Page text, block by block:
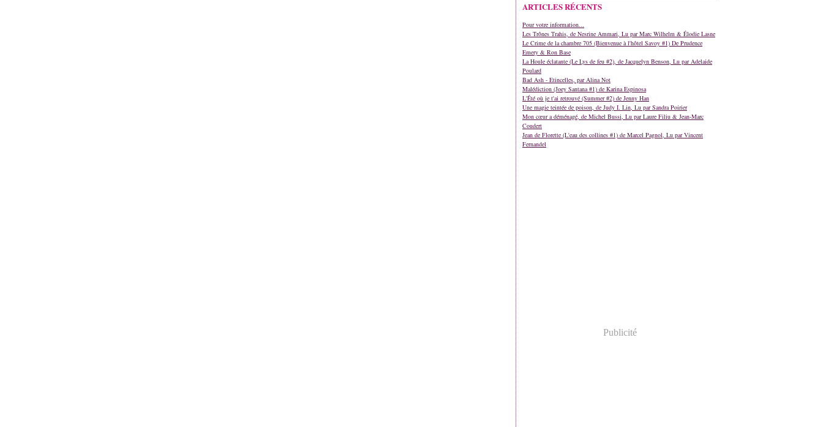
ARTICLES RÉCENTS
Pour votre information...
Les Trônes Trahis, de Nesrine Ammari, Lu par Marc Wilhelm & Élodie Lasne
Le Crime de la chambre 705 (Bienvenue à l'hôtel Savoy #1) De Prudence
Emery & Ron Base
La Houle éclatante (Le Lys de feu #2), de Jacquelyn Benson, Lu par Adelaide
Poulard
Bad Ash - Etincelles, par Alina Not
Malédiction (Joey Santana #1) de Karina Espinosa
L'Été où je t'ai retrouvé (Summer #2) de Jenny Han
Une magie teintée de poison, de Judy I. Lin, Lu par Sandra Poirier
Mon cœur a déménagé, de Michel Bussi, Lu par Laure Filiu & Jean-Marc
Coudert
Jean de Florette (L'eau des collines #1) de Marcel Pagnol, Lu par Vincent
Fernandel
Publicité